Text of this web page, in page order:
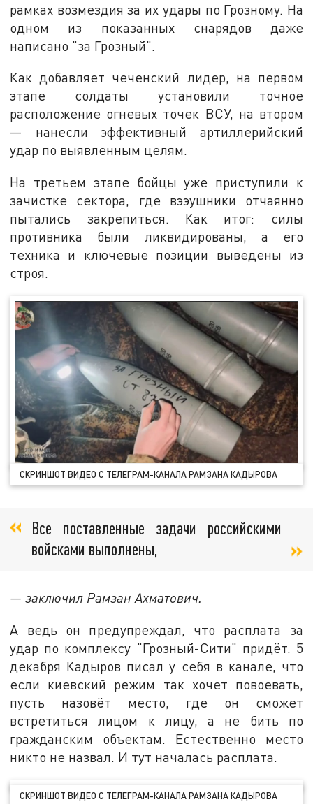
рамках возмездия за их удары по Грозному. На
одном из показанных снарядов даже
написано "за Грозный".
Как добавляет чеченский лидер, на первом
этапе солдаты установили точное
расположение огневых точек ВСУ, на втором
— нанесли эффективный артиллерийский
удар по выявленным целям.
На третьем этапе бойцы уже приступили к
зачистке сектора, где вээушники отчаянно
пытались закрепиться. Как итог: силы
противника были ликвидированы, а его
техника и ключевые позиции выведены из
строя.
СКРИНШОТ ВИДЕО С ТЕЛЕГРАМ-КАНАЛА РАМЗАНА КАДЫРОВА
Все поставленные задачи российскими
войсками выполнены,
— заключил Рамзан Ахматович.
А ведь он предупреждал, что расплата за
удар по комплексу "Грозный-Сити" придёт. 5
декабря Кадыров писал у себя в канале, что
если киевский режим так хочет повоевать,
пусть назовёт место, где он сможет
встретиться лицом к лицу, а не бить по
гражданским объектам. Естественно место
никто не назвал. И тут началась расплата.
СКРИНШОТ ВИДЕО С ТЕЛЕГРАМ-КАНАЛА РАМЗАНА КАДЫРОВА